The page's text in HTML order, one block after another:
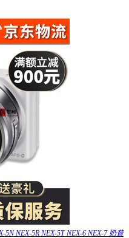
NEX-5R NEX-5T NEX-6 NEX-7 奶昔